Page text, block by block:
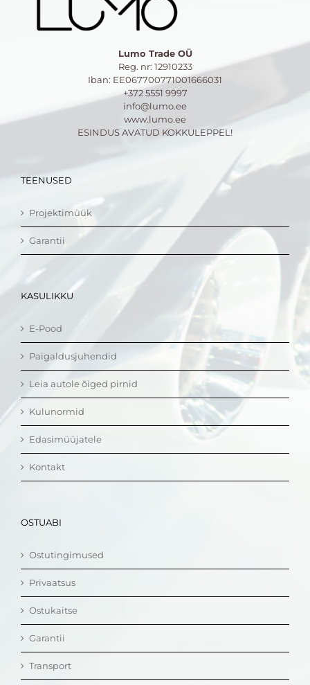
Lumo Trade OÜ
Reg. nr: 12910233
Iban: EE067700771001666031
+372 5551 9997
info@lumo.ee
www.lumo.ee
ESINDUS AVATUD KOKKULEPPEL!
TEENUSED
Projektimüük
Garantii
KASULIKKU
E-Pood
Paigaldusjuhendid
Leia autole õiged pirnid
Kulunormid
Edasimüüjatele
Kontakt
OSTUABI
Ostutingimused
Privaatsus
Ostukaitse
Garantii
Transport